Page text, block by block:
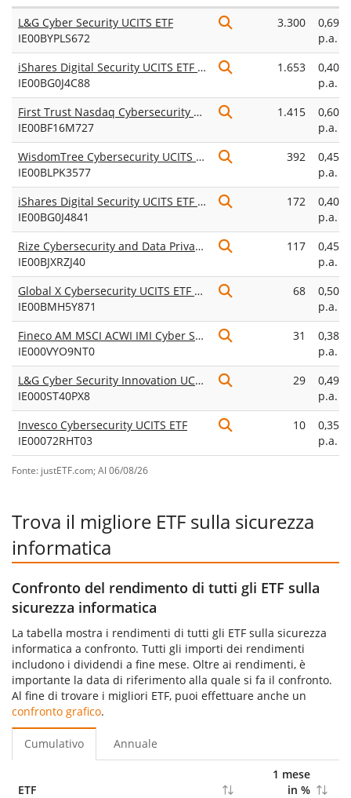
L&G Cyber Security UCITS ETF
IE00BYPLS672
3.300
0,69%
p.a.
iShares Digital Security UCITS ETF USD (Acc)
IE00BG0J4C88
1.653
0,40%
p.a.
First Trust Nasdaq Cybersecurity UCITS ETF Acc
IE00BF16M727
1.415
0,60%
p.a.
WisdomTree Cybersecurity UCITS ETF USD Acc
IE00BLPK3577
392
0,45%
p.a.
iShares Digital Security UCITS ETF USD (Dist)
IE00BG0J4841
172
0,40%
p.a.
Rize Cybersecurity and Data Privacy UCITS ETF
IE00BJXRZJ40
117
0,45%
p.a.
Global X Cybersecurity UCITS ETF USD Accumulating
IE00BMH5Y871
68
0,50%
p.a.
Fineco AM MSCI ACWI IMI Cyber Security UCITS ETF EUR Acc
IE000VYO9NT0
31
0,38%
p.a.
L&G Cyber Security Innovation UCITS ETF USD Acc
IE000ST40PX8
29
0,49%
p.a.
Invesco Cybersecurity UCITS ETF
IE00072RHT03
10
0,35%
p.a.
Fonte: justETF.com; Al 06/08/26
Trova il migliore ETF sulla sicurezza
informatica
Confronto del rendimento di tutti gli ETF sulla
sicurezza informatica
La tabella mostra i rendimenti di tutti gli ETF sulla sicurezza
informatica a confronto. Tutti gli importi dei rendimenti
includono i dividendi a fine mese. Oltre ai rendimenti, è
importante la data di riferimento alla quale si fa il confronto.
Al fine di trovare i migliori ETF, puoi effettuare anche un
confronto grafico.
Cumulativo Annuale
ETF
1 mese
in %